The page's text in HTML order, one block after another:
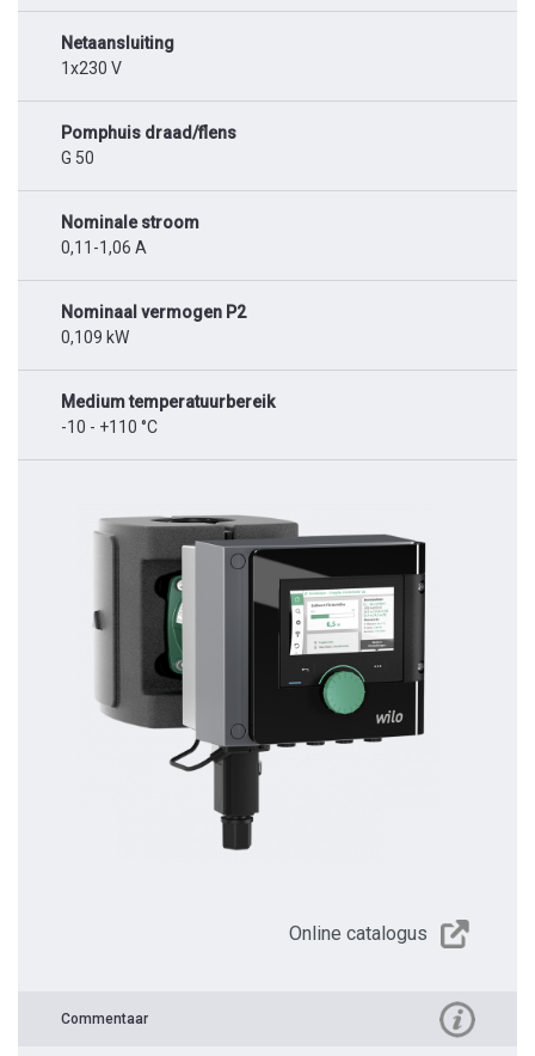
Netaansluiting
1x230 V
Pomphuis draad/flens
G 50
Nominale stroom
0,11-1,06 A
Nominaal vermogen P2
0,109 kW
Medium temperatuurbereik
-10 - +110 °C
Online catalogus
Commentaar